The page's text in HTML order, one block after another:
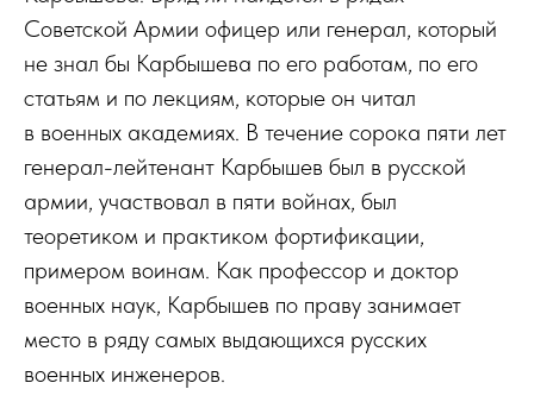
Советской Армии офицер или генерал, который
не знал бы Карбышева по его работам, по его
статьям и по лекциям, которые он читал
в военных академиях. В течение сорока пяти лет
генерал-лейтенант Карбышев был в русской
армии, участвовал в пяти войнах, был
теоретиком и практиком фортификации,
примером воинам. Как профессор и доктор
военных наук, Карбышев по праву занимает
место в ряду самых выдающихся русских
военных инженеров.